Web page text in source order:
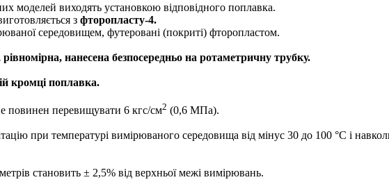
моделей виходять установкою відповідного поплавка.
з фторопласту-4.
середовищем, футеровані (покриті) фторопластом.
нанесена безпосередньо на ротаметричну трубку.
кромці поплавка.
повинен перевищувати 6 кгс/см2 (0,6 МПа).
при температурі вимірюваного середовища від мінус 30 до 100 °С і
становить ± 2,5% від верхньої межі вимірювань.